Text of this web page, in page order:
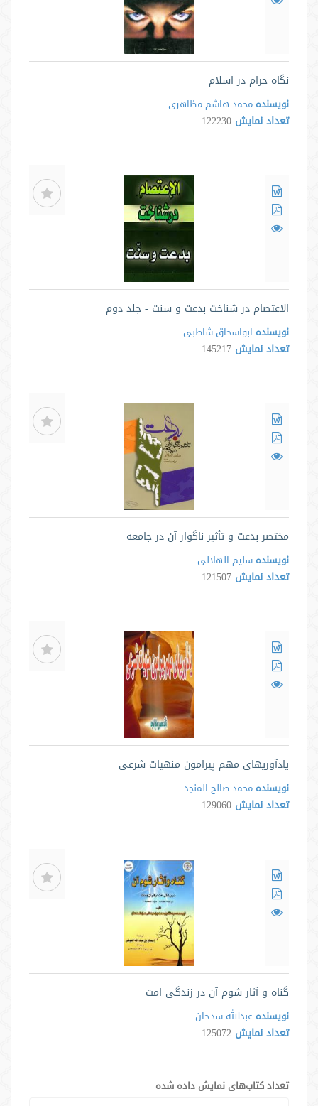
نگاه حرام در اسلام
نویسنده محمد هاشم مظاهری
تعداد نمایش 122230
الاعتصام در شناخت بدعت و سنت - جلد دوم
نویسنده ابواسحاق شاطبی
تعداد نمایش 145217
مختصر بدعت و تأثیر ناگوار آن در جامعه
نویسنده سلیم الهلالی
تعداد نمایش 121507
یادآوریهای مهم پیرامون منهیات شرعی
نویسنده محمد صالح المنجد
تعداد نمایش 129060
گناه و آثار شوم آن در زندگی امت
نویسنده عبدالله سدحان
تعداد نمایش 125072
تعداد کتاب‌های نمایش داده شده